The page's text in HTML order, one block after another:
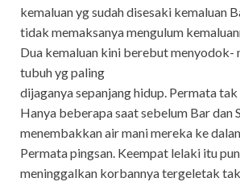
kemaluan yg sudah disesaki kemaluan
tidak memaksanya mengulum
Dua kemaluan kini berebut menyodok-
tubuh yg paling
dijaganya sepanjang hidup. Permata tak
Hanya beberapa saat sebelum Bar dan
menembakkan air mani mereka ke
Permata pingsan. Keempat lelaki itu
meninggalkan korbannya tergeletak